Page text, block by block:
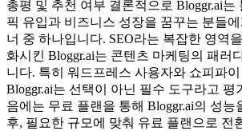
총평 및 추천 여부 결론적으로 Bloggr.ai는
픽 유입과 비즈니스 성장을 꿈꾸는 분들
너 중 하나입니다. SEO라는 복잡한 영역
화시킨 Bloggr.ai는 콘텐츠 마케팅의 패러
니다. 특히 워드프레스 사용자와 쇼피파이
Bloggr.ai는 선택이 아닌 필수 도구라고 평
음에는 무료 플랜을 통해 Bloggr.ai의 성능
후, 필요한 규모에 맞춰 유료 플랜으로 전